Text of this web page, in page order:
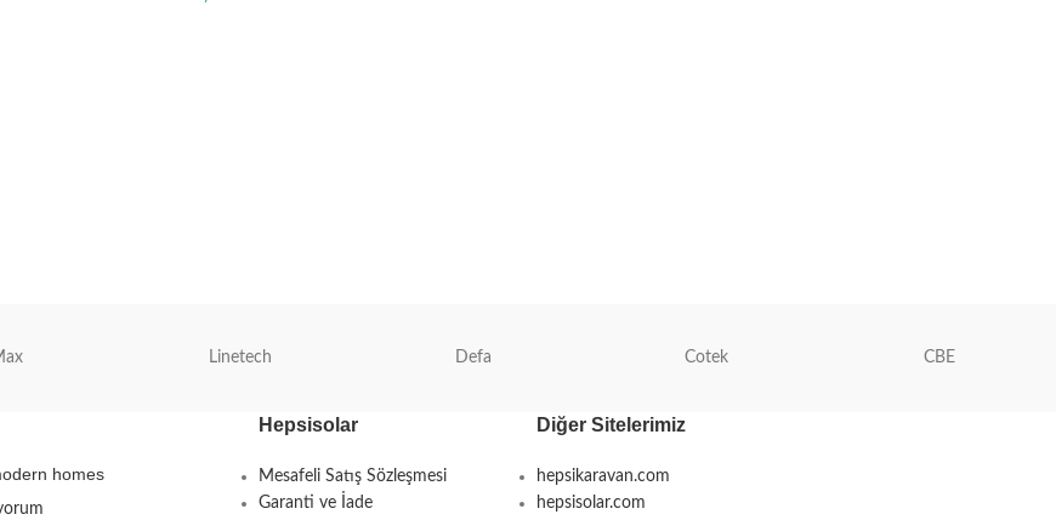
Linetech Defa Cotek CBE
homes
Hepsisolar
Mesafeli Satış Sözleşmesi
Garanti ve İade
Diğer Sitelerimiz
hepsikaravan.com
hepsisolar.com